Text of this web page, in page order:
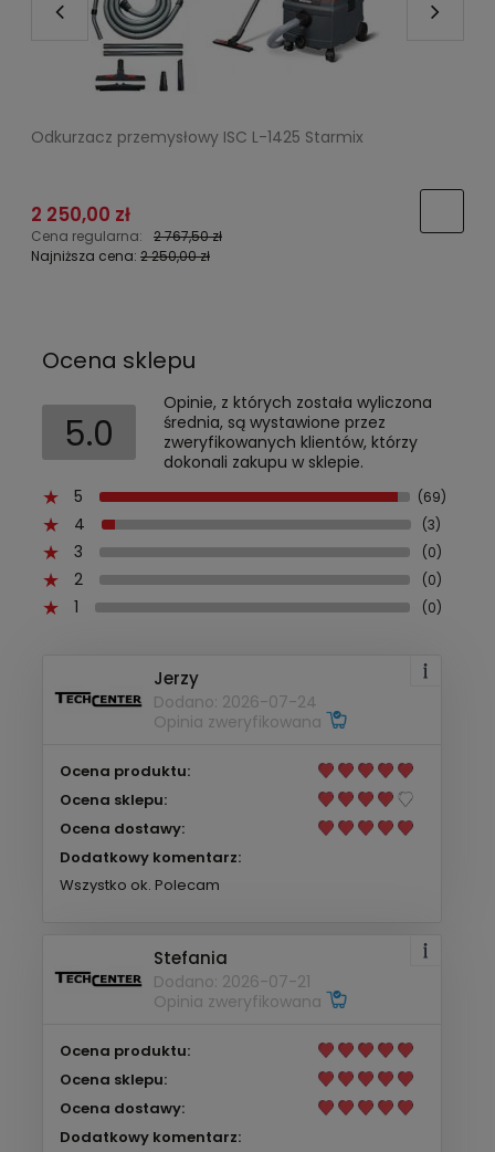
Odkurzacz przemysłowy ISC L-1425 Starmix
2 250,00 zł
Cena regularna:
2 767,50 zł
Najniższa cena: 2 250,00 zł
Ocena sklepu
5.0
Opinie, z których została wyliczona
średnia, są wystawione przez
zweryfikowanych klientów, którzy
dokonali zakupu w sklepie.
5
(69)
4 (3)
3 (0)
2 (0)
1 (0)
Jerzy
Dodano: 2026-07-24
Opinia zweryfikowana
Ocena produktu:
Ocena sklepu:
Ocena dostawy:
Dodatkowy komentarz:
Wszystko ok. Polecam
Stefania
Dodano: 2026-07-21
Opinia zweryfikowana
Ocena produktu:
Ocena sklepu:
Ocena dostawy:
Dodatkowy komentarz: